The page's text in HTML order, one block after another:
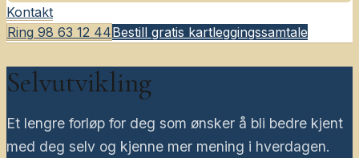
Kontakt
Ring 98 63 12 44Bestill gratis kartleggingssamtale
Selvutvikling
Et lengre forløp for deg som ønsker å bli bedre kjent
med deg selv og kjenne mer mening i hverdagen.